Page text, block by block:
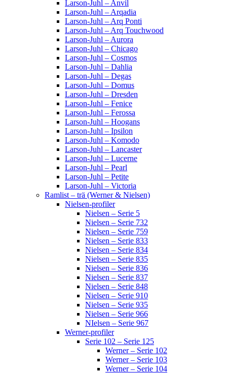
Larson-Juhl – Anvil
Larson-Juhl – Arqadia
Larson-Juhl – Arq Ponti
Larson-Juhl – Arq Touchwood
Larson-Juhl – Aurora
Larson-Juhl – Chicago
Larson-Juhl – Cosmos
Larson-Juhl – Dahlia
Larson-Juhl – Degas
Larson-Juhl – Domus
Larson-Juhl – Dresden
Larson-Juhl – Fenice
Larson-Juhl – Ferossa
Larson-Juhl – Hoogans
Larson-Juhl – Ipsilon
Larson-Juhl – Komodo
Larson-Juhl – Lancaster
Larson-Juhl – Lucerne
Larson-Juhl – Pearl
Larson-Juhl – Petite
Larson-Juhl – Victoria
Ramlist – trä (Werner & Nielsen)
Nielsen-profiler
Nielsen – Serie 5
Nielsen – Serie 732
Nielsen – Serie 759
Nielsen – Serie 833
Nielsen – Serie 834
Nielsen – Serie 835
Nielsen – Serie 836
Nielsen – Serie 837
Nielsen – Serie 848
Nielsen – Serie 910
Nielsen – Serie 935
Nielsen – Serie 966
NIelsen – Serie 967
Werner-profiler
Serie 102 – Serie 125
Werner – Serie 102
Werner – Serie 103
Werner – Serie 104